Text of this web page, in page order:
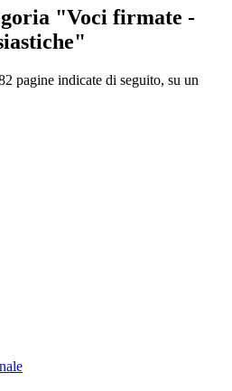
"Voci firmate -
pagine indicate di seguito, su un